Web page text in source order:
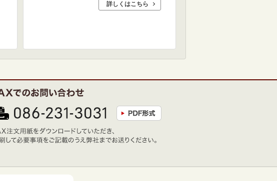
詳しくはこちら